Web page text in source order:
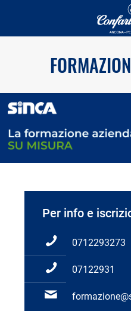
Per info e
0712293273
07122931